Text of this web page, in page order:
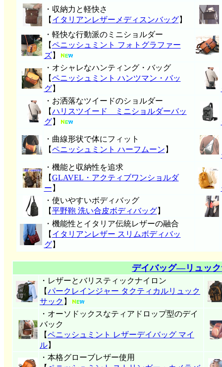
・収納力と軽快さ
【 イタリアンレザーメディスンバッグ】
・軽快な行動派のミニショルダー
【ペニッシュミント フォトグラファー
ズ】
・オシャレなハンティング・バッグ
【ペニッシュミント ハンツマン・バッ
グ】
・お洒落なツイードのショルダー
【ハリスツイード ミニショルダーバッ
グ】
・曲線形状で体にフィット
【ペニッシュミント ハーフムーン 】
・機能と収納性を追求
【GLAVEL・アクティブワンショルダ
ー 】
・使いやすいボディバッグ
【平野鞄 洗い合皮ボディバッグ】
・機能性とイタリア伝統レザーの融合
【 イタリアンレザー スリムボディバッ
グ】
デイバッグ―リュッ
・レザーとバリスティックナイロン
【パークレインジャー タクティカルリュック
サック 】
・オーソドックスなティアドロップ型のデイ
バック
【ペニッシュミント レザーデイバッグ マイ
ル】
・本格グローブレザー使用